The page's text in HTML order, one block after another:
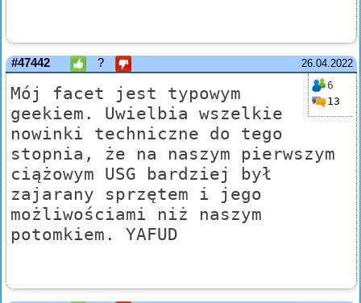
26.04.2022
#47442 ?
6
13
Mój facet jest typowym
geekiem. Uwielbia wszelkie
nowinki techniczne do tego
stopnia, że na naszym pierwszym
ciążowym USG bardziej był
zajarany sprzętem i jego
możliwościami niż naszym
potomkiem. YAFUD